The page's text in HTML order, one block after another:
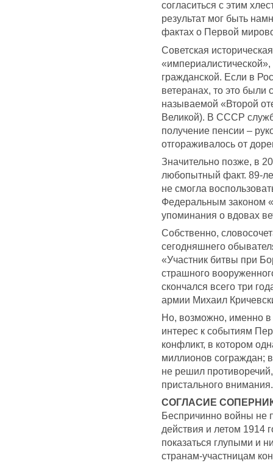
согласиться с этим
результат мог быть
фактах о Первой
Советская
гражданской. Если в
ветеранах, то это были
называемой «Второй
Великой). В СССР
получение пенсии –
отгораживалось от
Значительно позже, в
любопытный факт. 89-
не смогла
Федеральным законом
упоминания о вдовах
Собственно,
сегодняшнего
«Участник битвы при
страшного
скончался всего три
армии Михаил
Но, возможно, именно в
интерес к событиям
конфликт, в котором
миллионов сограждан;
не решил
пристального внимания.
СОГЛАСИЕ
Беспричинно войны не
действия и летом 1914
показаться глупыми и
странам-участницам